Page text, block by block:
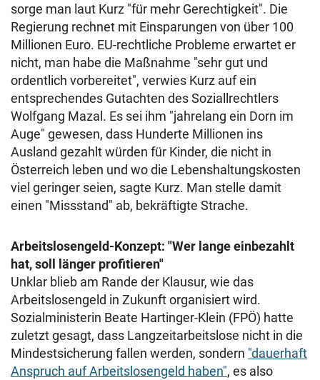
sorge man laut Kurz "für mehr Gerechtigkeit". Die
Regierung rechnet mit Einsparungen von über 100
Millionen Euro. EU-rechtliche Probleme erwartet er
nicht, man habe die Maßnahme "sehr gut und
ordentlich vorbereitet", verwies Kurz auf ein
entsprechendes Gutachten des Soziallrechtlers
Wolfgang Mazal. Es sei ihm "jahrelang ein Dorn im
Auge" gewesen, dass Hunderte Millionen ins
Ausland gezahlt würden für Kinder, die nicht in
Österreich leben und wo die Lebenshaltungskosten
viel geringer seien, sagte Kurz. Man stelle damit
einen "Missstand" ab, bekräftigte Strache.
Arbeitslosengeld-Konzept: "Wer lange einbezahlt
hat, soll länger profitieren"
Unklar blieb am Rande der Klausur, wie das
Arbeitslosengeld in Zukunft organisiert wird.
Sozialministerin Beate Hartinger-Klein (FPÖ) hatte
zuletzt gesagt, dass Langzeitarbeitslose nicht in die
Mindestsicherung fallen werden, sondern "dauerhaft
Anspruch auf Arbeitslosengeld haben", es also